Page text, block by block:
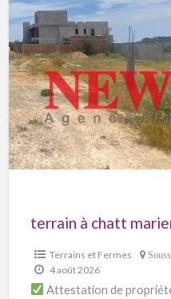
terrain à chatt
Terrains et Fermes
4 août 2026
Attestation de